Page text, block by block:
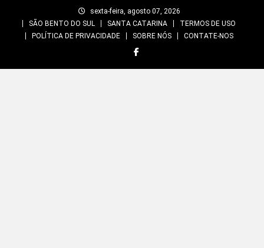
sexta-feira, agosto 07, 2026
SÃO BENTO DO SUL
SANTA CATARINA
TERMOS DE USO
POLÍTICA DE PRIVACIDADE
SOBRE NÓS CONTATE-NOS